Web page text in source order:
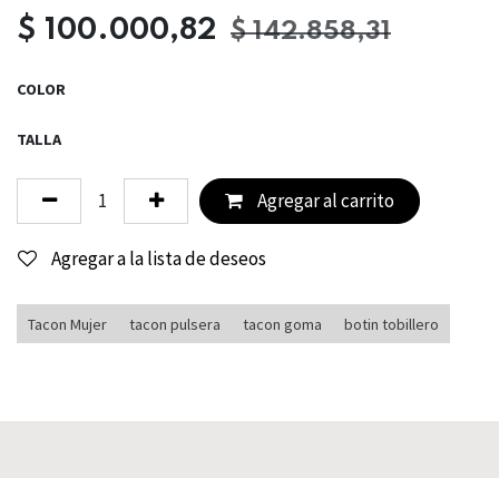
$ 100.000,82 $142.858,31
COLOR
TALLA
Agregar al carrito
Agregar a la lista de deseos
Tacon Mujer tacon pulsera tacon goma botin tobillero